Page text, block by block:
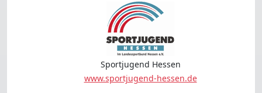
Sportjugend Hessen
www.sportjugend-hessen.de